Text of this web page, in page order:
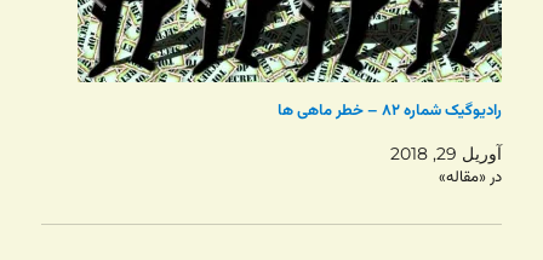
رادیوگیک شماره ۸۲ – خطر ماهی ها
آوریل 29, 2018
در «مقاله»